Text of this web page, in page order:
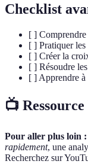
Checklist
[ ] Comprendre
[ ] Pratiquer les
[ ] Créer la
[ ] Résoudre
[ ] Apprendre à
📺
Pour aller plus loin :
rapidement, une
Recherchez sur